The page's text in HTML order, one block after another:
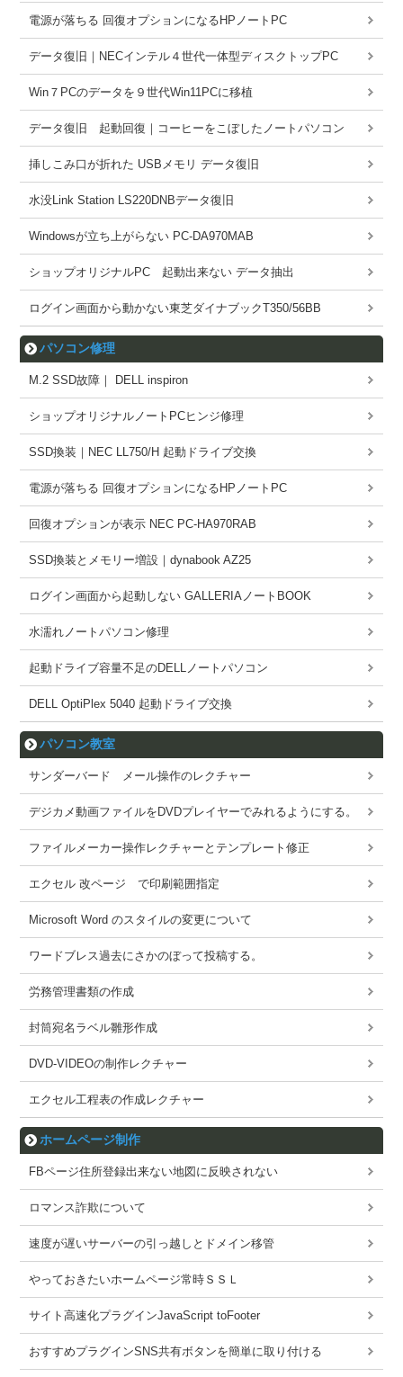
電源が落ちる 回復オプションになるHPノートPC
データ復旧｜NECインテル４世代一体型ディスクトップPC
Win７PCのデータを９世代Win11PCに移植
データ復旧 起動回復｜コーヒーをこぼしたノートパソコン
挿しこみ口が折れた USBメモリ データ復旧
水没Link Station LS220DNBデータ復旧
Windowsが立ち上がらない PC-DA970MAB
ショップオリジナルPC 起動出来ない データ抽出
ログイン画面から動かない東芝ダイナブックT350/56BB
パソコン修理
M.2 SSD故障｜ DELL inspiron
ショップオリジナルノートPCヒンジ修理
SSD換装｜NEC LL750/H 起動ドライブ交換
電源が落ちる 回復オプションになるHPノートPC
回復オプションが表示 NEC PC-HA970RAB
SSD換装とメモリー増設｜dynabook AZ25
ログイン画面から起動しない GALLERIAノートBOOK
水濡れノートパソコン修理
起動ドライブ容量不足のDELLノートパソコン
DELL OptiPlex 5040 起動ドライブ交換
パソコン教室
サンダーバード メール操作のレクチャー
デジカメ動画ファイルをDVDプレイヤーでみれるようにする。
ファイルメーカー操作レクチャーとテンプレート修正
エクセル 改ページ で印刷範囲指定
Microsoft Word のスタイルの変更について
ワードブレス過去にさかのぼって投稿する。
労務管理書類の作成
封筒宛名ラベル雛形作成
DVD-VIDEOの制作レクチャー
エクセル工程表の作成レクチャー
ホームページ制作
FBページ住所登録出来ない地図に反映されない
ロマンス詐欺について
速度が遅いサーバーの引っ越しとドメイン移管
やっておきたいホームページ常時ＳＳＬ
サイト高速化プラグインJavaScript toFooter
おすすめプラグインSNS共有ボタンを簡単に取り付ける